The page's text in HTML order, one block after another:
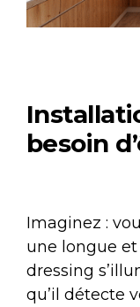
besoin
Imaginez :
une longue
dressing
qu’il détecte